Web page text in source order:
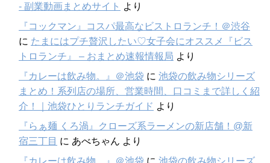
- 副業動画まとめサイト より
『コックマン』コスパ最高なビストロランチ！＠渋谷
に たまにはプチ贅沢したい♡女子会にオススメ『ビス
トロランチ』 – おまとめ速報情報局 より
『カレーは飲み物。』＠池袋 に 池袋の飲み物シリーズ
まとめ！系列店の場所、営業時間、口コミまで詳しく紹
介！｜池袋ひとりランチガイド より
『らぁ麺 くろ渦』クローズ系ラーメンの新店舗！@新
宿三丁目 に あべちゃん より
『カレーは飲み物。』＠池袋 に 池袋の飲み物シリーズ